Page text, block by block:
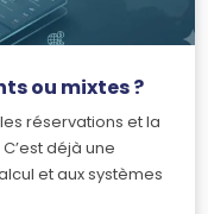
ou mixtes ?
réservations et la
déjà une
et aux systèmes